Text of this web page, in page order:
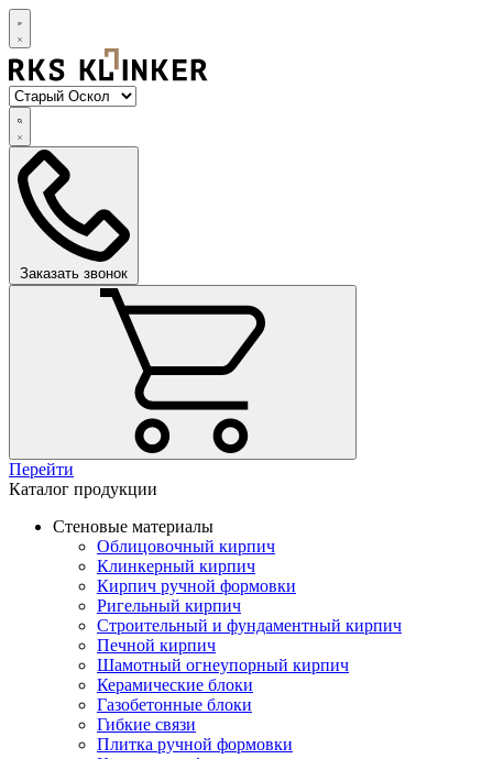
Заказать звонок
Перейти
Каталог продукции
Стеновые материалы
Облицовочный кирпич
Клинкерный кирпич
Кирпич ручной формовки
Ригельный кирпич
Строительный и фундаментный кирпич
Печной кирпич
Шамотный огнеупорный кирпич
Керамические блоки
Газобетонные блоки
Гибкие связи
Плитка ручной формовки